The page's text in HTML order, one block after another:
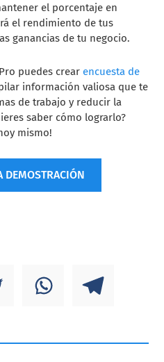
el porcentaje en
el rendimiento de tus
ganancias de tu negocio.
puedes crear encuesta de
información valiosa que te
de trabajo y reducir la
saber cómo lograrlo?
mismo!
DEMOSTRACIÓN